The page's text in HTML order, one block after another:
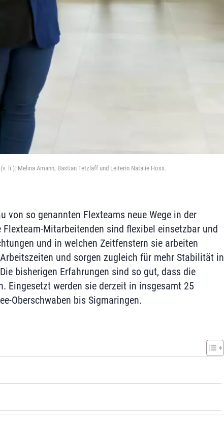
li.): Melina Amann, Bastian Tetzlaff und Leiterin Natalie Hoss.
von so genannten Flexteams neue Wege in der
Mitarbeitenden sind flexibel einsetzbar und
und in welchen Zeitfenstern sie arbeiten
und sorgen zugleich für mehr Stabilität in
bisherigen Erfahrungen sind so gut, dass die
Eingesetzt werden sie derzeit in insgesamt 25
Oberschwaben bis Sigmaringen.